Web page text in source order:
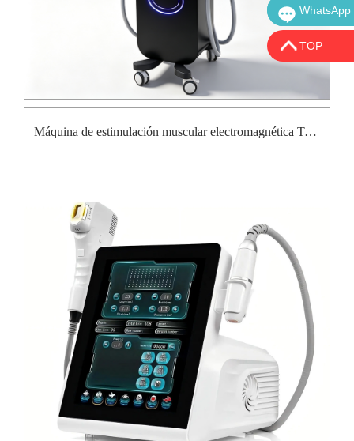
Máquina de estimulación muscular electromagnética Tesla Ems para modelado corporal Circslim
WhatsApp
TOP